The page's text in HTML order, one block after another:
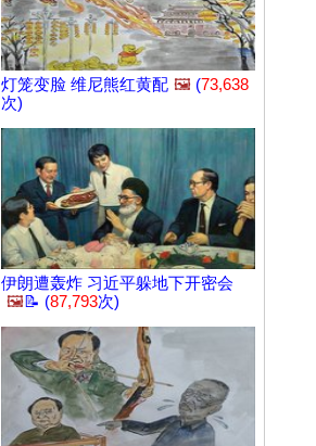
灯笼变脸 维尼熊红黄配 🖼️ (73,638
次)
伊朗遭轰炸 习近平躲地下开密会
🖼️📝 (87,793次)